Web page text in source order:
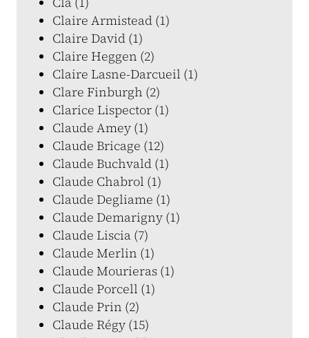
Claire Armistead (1)
Claire David (1)
Claire Heggen (2)
Claire Lasne-Darcueil (1)
Clare Finburgh (2)
Clarice Lispector (1)
Claude Amey (1)
Claude Bricage (12)
Claude Buchvald (1)
Claude Chabrol (1)
Claude Degliame (1)
Claude Demarigny (1)
Claude Liscia (7)
Claude Merlin (1)
Claude Mourieras (1)
Claude Porcell (1)
Claude Prin (2)
Claude Régy (15)